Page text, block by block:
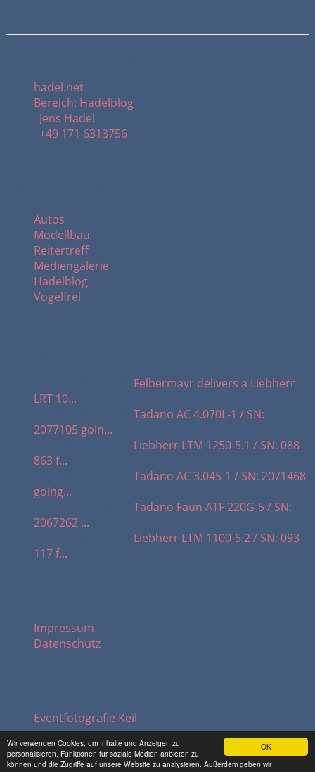
OK
Wir verwenden Cookies, um Inhalte und Anzeigen zu
personalisieren, Funktionen für soziale Medien anbieten zu
können und die Zugriffe auf unsere Website zu analysieren. Außerdem geben wir
hadel.net
Bereich: Hadelblog
Jens Hadel
+49 171 6313756
Autos
Modellbau
Reitertreff
Mediengalerie
Hadelblog
Vogelfrei
Felbermayr delivers a Liebherr
LRT 10...
Tadano AC 4.070L-1 / SN:
2077105 goin...
Liebherr LTM 1250-5.1 / SN: 088
863 f...
Tadano AC 3.045-1 / SN: 2071468
going...
Tadano Faun ATF 220G-5 / SN:
2067262 ...
Liebherr LTM 1100-5.2 / SN: 093
117 f...
Impressum
Datenschutz
Eventfotografie Keil
© 2026 hadel.net